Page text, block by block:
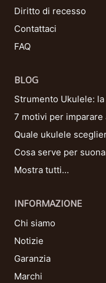
Diritto di recesso
Contattaci
FAQ
BLOG
Strumento Ukulele:
7 motivi per imparare
Quale ukulele
Cosa serve per
Mostra tutti…
INFORMAZIONE
Chi siamo
Notizie
Garanzia
Marchi